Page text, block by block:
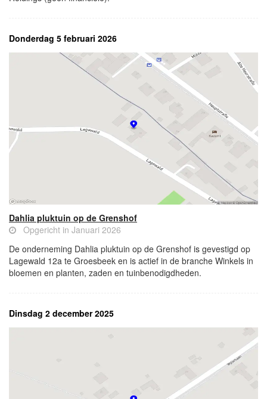
Donderdag 5 februari 2026
Dahlia pluktuin op de Grenshof
Opgericht in Januari 2026
De onderneming Dahlia pluktuin op de Grenshof is gevestigd op
Lagewald 12a te Groesbeek en is actief in de branche Winkels in
bloemen en planten, zaden en tuinbenodigdheden.
Dinsdag 2 december 2025